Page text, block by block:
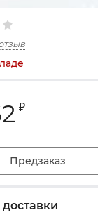
₽
Предзаказ